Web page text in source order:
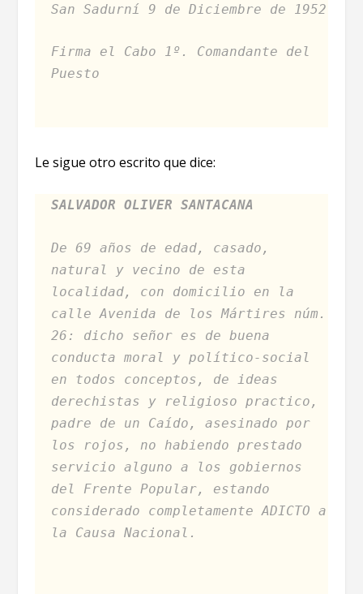
San Sadurní 9 de Diciembre de 1952
Firma el Cabo 1º. Comandante del
Puesto
Le sigue otro escrito que dice:
SALVADOR OLIVER SANTACANA
De 69 años de edad, casado,
natural y vecino de esta
localidad, con domicilio en la
calle Avenida de los Mártires núm.
26: dicho señor es de buena
conducta moral y político-social
en todos conceptos, de ideas
derechistas y religioso practico,
padre de un Caído, asesinado por
los rojos, no habiendo prestado
servicio alguno a los gobiernos
del Frente Popular, estando
considerado completamente ADICTO a
la Causa Nacional.